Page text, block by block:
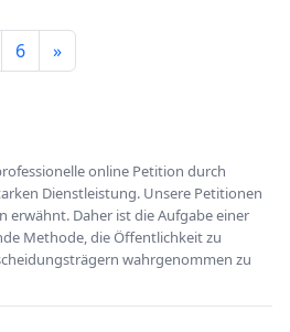
6 »
online Petition durch
Dienstleistung. Unsere Petitionen
erwähnt. Daher ist die Aufgabe einer
Methode, die Öffentlichkeit zu
wahrgenommen zu